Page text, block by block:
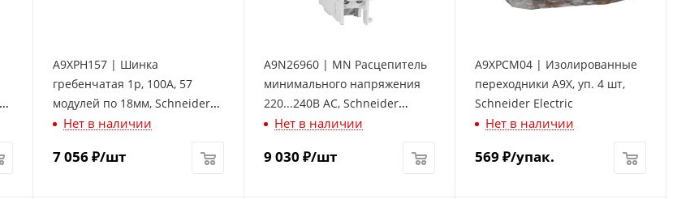
A9XPH157 | Шинка
гребенчатая 1p, 100А, 57
модулей по 18мм, Schneider
Electric
Нет в наличии
7 056₽/шт
A9N26960 | MN Расцепитель
минимального напряжения
220...240В AC, Schneider
Electric
Нет в наличии
9 030 ₽/шт
A9XPCM04 | Изолированные
переходники A9X, уп. 4 шт,
Schneider Electric
Нет в наличии
569 ₽/упак.